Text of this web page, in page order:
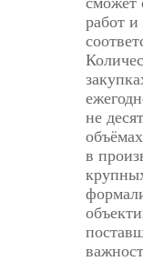
работ и
не
в